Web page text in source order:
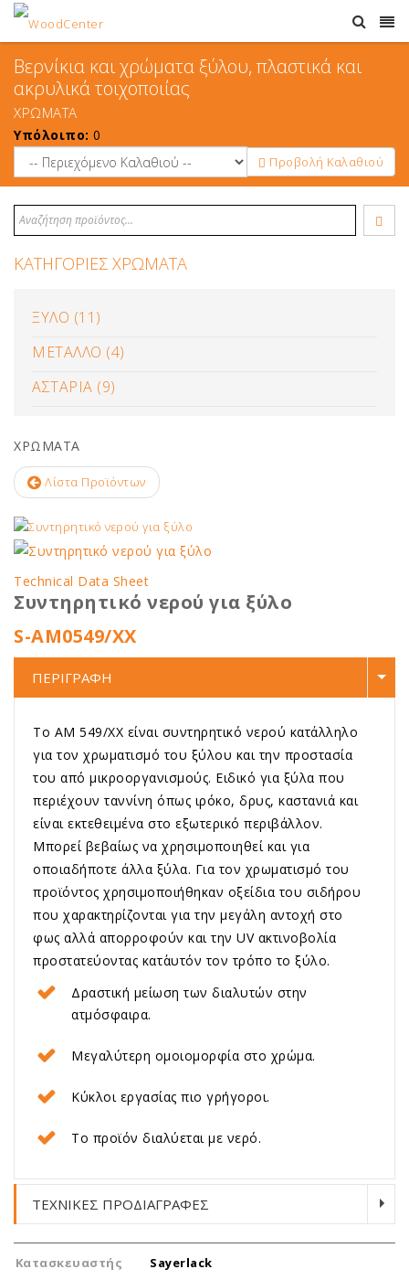
Βερνίκια και χρώματα ξύλου, πλαστικά και
ακρυλικά τοιχοποιίας
ΧΡΩΜΑΤΑ
Υπόλοιπο: 0
Προβολή Καλαθιού
ΚΑΤΗΓΟΡΙΕΣ ΧΡΩΜΑΤΑ
ΞΥΛΟ (11)
ΜΕΤΑΛΛΟ (4)
ΑΣΤΑΡΙΑ (9)
ΧΡΩΜΑΤΑ
Λίστα Προϊόντων
Technical Data Sheet
Συντηρητικό νερού για ξύλο
S-ΑΜ0549/ΧΧ
ΠΕΡΙΓΡΑΦΗ
Το ΑΜ 549/ΧΧ είναι συντηρητικό νερού κατάλληλο
για τον χρωματισμό του ξύλου και την προστασία
του από μικροοργανισμούς. Ειδικό για ξύλα που
περιέχουν ταννίνη όπως ιρόκο, δρυς, καστανιά και
είναι εκτεθειμένα στο εξωτερικό περιβάλλον.
Μπορεί βεβαίως να χρησιμοποιηθεί και για
οποιαδήποτε άλλα ξύλα. Για τον χρωματισμό του
προϊόντος χρησιμοποιήθηκαν οξείδια του σιδήρου
που χαρακτηρίζονται για την μεγάλη αντοχή στο
φως αλλά απορροφούν και την UV ακτινοβολία
προστατεύοντας κατ΄αυτόν τον τρόπο το ξύλο.
Δραστική μείωση των διαλυτών στην
ατμόσφαιρα.
Μεγαλύτερη ομοιομορφία στο χρώμα.
Κύκλοι εργασίας πιο γρήγοροι.
Το προϊόν διαλύεται με νερό.
ΤΕΧΝΙΚΕΣ ΠΡΟΔΙΑΓΡΑΦΕΣ
Κατασκευαστής
Sayerlack